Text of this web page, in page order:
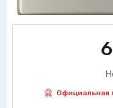
Официальная